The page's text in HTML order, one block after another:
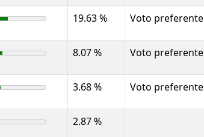
19.63 % Voto preferente
8.07 % Voto preferente
3.68 % Voto preferente
2.87 %